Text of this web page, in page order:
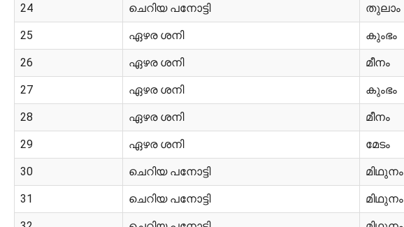
24 ചെറിയ പനോട്ടി തുലാം
25 ഏഴര ശനി കുംഭം
26 ഏഴര ശനി മീനം
27 ഏഴര ശനി കുംഭം
28 ഏഴര ശനി മീനം
29 ഏഴര ശനി മേടം
30 ചെറിയ പനോട്ടി മിഥുനം
31 ചെറിയ പനോട്ടി മിഥുനം